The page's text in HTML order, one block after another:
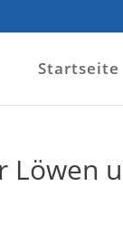
Startseite
Löwen